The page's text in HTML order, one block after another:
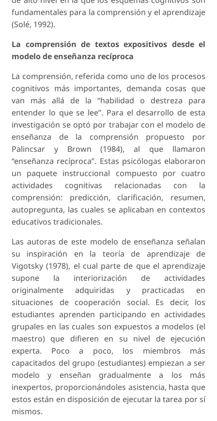
fundamentales para la comprensión y el aprendizaje
(Solé, 1992).
La comprensión de textos expositivos desde el
modelo de enseñanza recíproca
La comprensión, referida como uno de los procesos
cognitivos más importantes, demanda cosas que
van más allá de la “habilidad o destreza para
entender lo que se lee”. Para el desarrollo de esta
investigación se optó por trabajar con el modelo de
enseñanza de la comprensión propuesto por
Palincsar y Brown (1984), al que llamaron
“enseñanza recíproca”. Estas psicólogas elaboraron
un paquete instruccional compuesto por cuatro
actividades cognitivas relacionadas con la
comprensión: predicción, clarificación, resumen,
autopregunta, las cuales se aplicaban en contextos
educativos tradicionales.
Las autoras de este modelo de enseñanza señalan
su inspiración en la teoría de aprendizaje de
Vigotsky (1978), el cual parte de que el aprendizaje
supone la interiorización de actividades
originalmente adquiridas y practicadas en
situaciones de cooperación social. Es decir, los
estudiantes aprenden participando en actividades
grupales en las cuales son expuestos a modelos (el
maestro) que difieren en su nivel de ejecución
experta. Poco a poco, los miembros más
capacitados del grupo (estudiantes) empiezan a ser
modelo y enseñan gradualmente a los más
inexpertos, proporcionándoles asistencia, hasta que
estos están en disposición de ejecutar la tarea por sí
mismos.